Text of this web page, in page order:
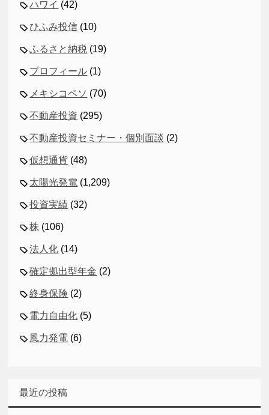
ハワイ (42)
ひふみ投信 (10)
ふるさと納税 (19)
プロフィール (1)
メキシコペソ (70)
不動産投資 (295)
不動産投資セミナー・個別面談 (2)
仮想通貨 (48)
太陽光発電 (1,209)
投資実績 (32)
株 (106)
法人化 (14)
確定拠出型年金 (2)
終身保険 (2)
電力自由化 (5)
風力発電 (6)
最近の投稿